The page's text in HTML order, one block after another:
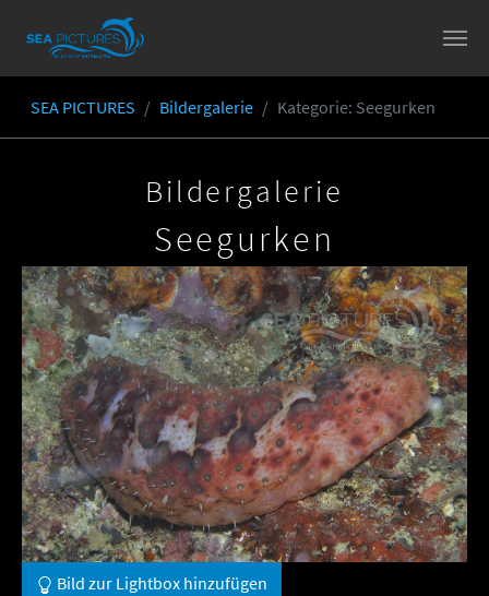
Skip to main content
You are here:
SEA PICTURES Bildergalerie Kategorie: Seegurken
Bildergalerie
Seegurken
Bild zur Lightbox hinzufügen